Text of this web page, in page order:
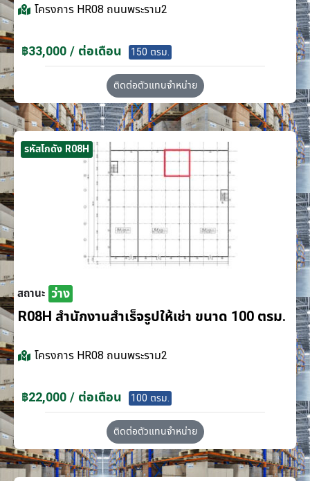
โครงการ HR08 ถนนพระราม2
฿33,000 / ต่อเดือน 150 ตรม.
ติดต่อตัวแทนจำหน่าย
รหัสโกดัง R08H
สถานะ ว่าง
R08H สำนักงานสำเร็จรูปให้เช่า ขนาด 100 ตรม.
โครงการ HR08 ถนนพระราม2
฿22,000 / ต่อเดือน 100 ตรม.
ติดต่อตัวแทนจำหน่าย